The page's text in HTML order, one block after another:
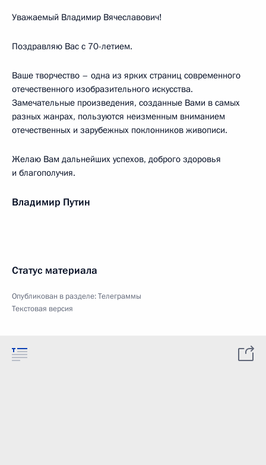
Уважаемый Владимир Вячеславович!
Поздравляю Вас с 70-летием.
Ваше творчество – одна из ярких страниц современного
отечественного изобразительного искусства.
Замечательные произведения, созданные Вами в самых
разных жанрах, пользуются неизменным вниманием
отечественных и зарубежных поклонников живописи.
Желаю Вам дальнейших успехов, доброго здоровья
и благополучия.
Владимир Путин
Статус материала
Опубликован в разделе:Телеграммы
Текстовая версия